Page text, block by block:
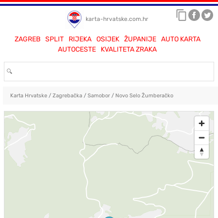
karta-hrvatske.com.hr
ZAGREB SPLIT RIJEKA OSIJEK ŽUPANIJE
AUTO KARTA
AUTOCESTE
KVALITETA ZRAKA
Karta Hrvatske/ Zagrebačka/ Samobor/ Novo Selo Žumberačko